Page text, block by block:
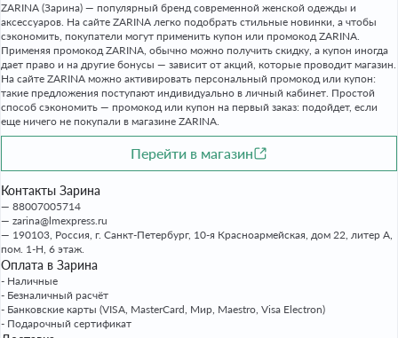
ZARINA (Зарина) — популярный бренд современной женской одежды и
аксессуаров. На сайте ZARINA легко подобрать стильные новинки, а чтобы
сэкономить, покупатели могут применить купон или промокод ZARINA.
Применяя промокод ZARINA, обычно можно получить скидку, а купон иногда
дает право и на другие бонусы — зависит от акций, которые проводит магазин.
На сайте ZARINA можно активировать персональный промокод или купон:
такие предложения поступают индивидуально в личный кабинет. Простой
способ сэкономить — промокод или купон на первый заказ: подойдет, если
еще ничего не покупали в магазине ZARINA.
Перейти в магазин
Контакты Зарина
88007005714
zarina@lmexpress.ru
190103, Россия, г. Санкт-Петербург, 10-я Красноармейская, дом 22, литер А,
пом. 1-Н, 6 этаж.
Оплата в Зарина
- Наличные
- Безналичный расчёт
- Банковские карты (VISA, MasterCard, Мир, Maestro, Visa Electron)
- Подарочный сертификат